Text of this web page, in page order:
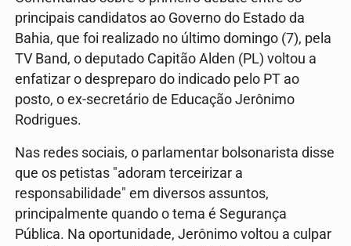
principais candidatos ao Governo do Estado da
Bahia, que foi realizado no último domingo (7), pela
TV Band, o deputado Capitão Alden (PL) voltou a
enfatizar o despreparo do indicado pelo PT ao
posto, o ex-secretário de Educação Jerônimo
Rodrigues.
Nas redes sociais, o parlamentar bolsonarista disse
que os petistas "adoram terceirizar a
responsabilidade" em diversos assuntos,
principalmente quando o tema é Segurança
Pública. Na oportunidade, Jerônimo voltou a culpar